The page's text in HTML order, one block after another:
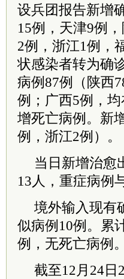
设兵团报告新增
15例，天津9例
2例，浙江1例，
状感染者转为确
病例87例（陕西
例；广西5例，
增死亡病例。新
例，浙江2例）。
当日新增治愈
13人，重症病例
境外输入现有
似病例10例。累
例，无死亡病例。
截至12月24日